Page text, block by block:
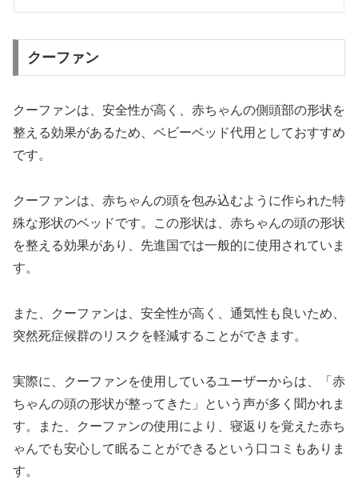
クーファン
クーファンは、安全性が高く、赤ちゃんの側頭部の形状を
整える効果があるため、ベビーベッド代用としておすすめ
です。
クーファンは、赤ちゃんの頭を包み込むように作られた特
殊な形状のベッドです。この形状は、赤ちゃんの頭の形状
を整える効果があり、先進国では一般的に使用されていま
す。
また、クーファンは、安全性が高く、通気性も良いため、
突然死症候群のリスクを軽減することができます。
実際に、クーファンを使用しているユーザーからは、「赤
ちゃんの頭の形状が整ってきた」という声が多く聞かれま
す。また、クーファンの使用により、寝返りを覚えた赤ち
ゃんでも安心して眠ることができるという口コミもありま
す。